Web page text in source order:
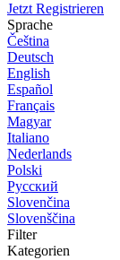
Jetzt Registrieren
Sprache
Čeština
Deutsch
English
Español
Français
Magyar
Italiano
Nederlands
Polski
Русский
Slovenčina
Slovenščina
Filter
Kategorien